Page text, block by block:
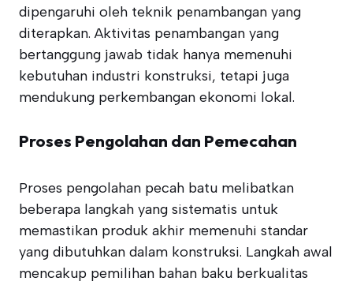
dipengaruhi oleh teknik penambangan yang
diterapkan. Aktivitas penambangan yang
bertanggung jawab tidak hanya memenuhi
kebutuhan industri konstruksi, tetapi juga
mendukung perkembangan ekonomi lokal.
Proses Pengolahan dan Pemecahan
Proses pengolahan pecah batu melibatkan
beberapa langkah yang sistematis untuk
memastikan produk akhir memenuhi standar
yang dibutuhkan dalam konstruksi. Langkah awal
mencakup pemilihan bahan baku berkualitas